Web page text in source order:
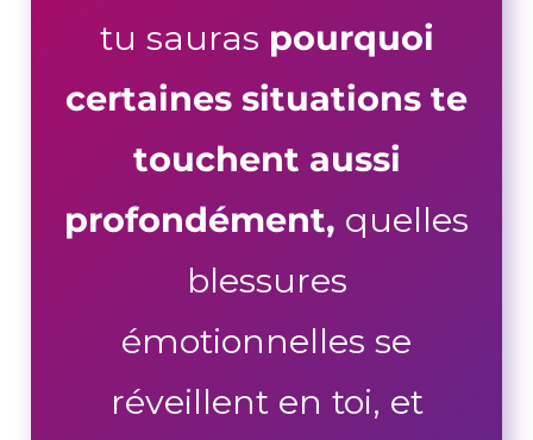
tu sauras pourquoi
certaines situations te
touchent aussi
profondément, quelles
blessures
émotionnelles se
réveillent en toi, et